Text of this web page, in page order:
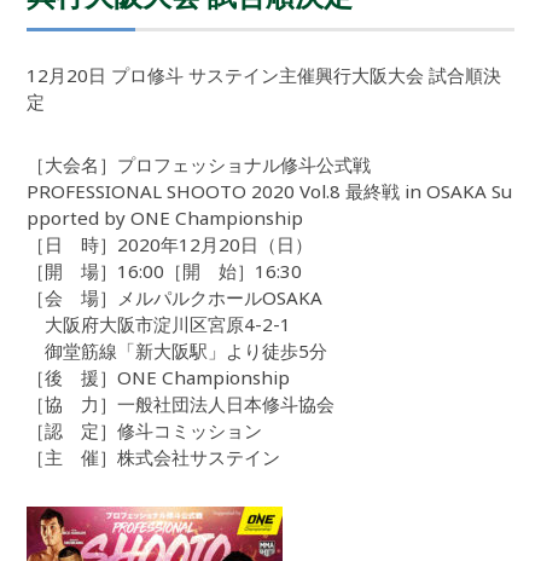
12月20日 プロ修斗 サステイン主催興行大阪大会 試合順決
定
［大会名］プロフェッショナル修斗公式戦
PROFESSIONAL SHOOTO 2020 Vol.8 最終戦 in OSAKA Su
pported by ONE Championship
［日 時］2020年12月20日（日）
［開 場］16:00［開 始］16:30
［会 場］メルパルクホールOSAKA
大阪府大阪市淀川区宮原4-2-1
御堂筋線「新大阪駅」より徒歩5分
［後 援］ONE Championship
［協 力］一般社団法人日本修斗協会
［認 定］修斗コミッション
［主 催］株式会社サステイン